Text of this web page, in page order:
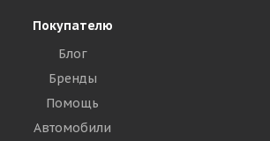
Покупателю
Блог
Бренды
Помощь
Автомобили